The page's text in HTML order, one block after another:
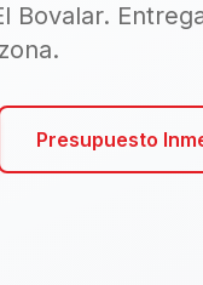
Bovalar.
Presupuesto